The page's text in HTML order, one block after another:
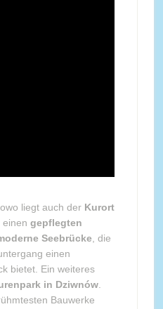
liegt auch der Kurort
einen gepflegten
Seebrücke , die
einen
bietet. Ein weiteres
in Dziwnów.
Bauwerke